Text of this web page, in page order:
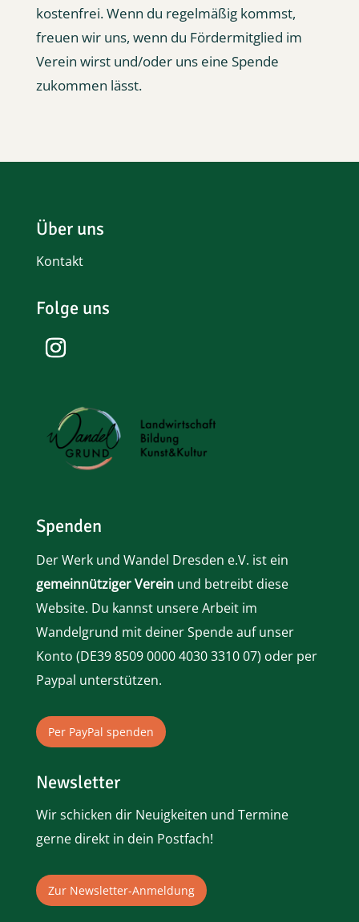
kostenfrei. Wenn du regelmäßig kommst,
freuen wir uns, wenn du Fördermitglied im
Verein wirst und/oder uns eine Spende
zukommen lässt.
Über uns
Kontakt
Folge uns
Spenden
Der Werk und Wandel Dresden e.V. ist ein
gemeinnütziger Vereinund betreibt diese
Website. Du kannst unsere Arbeit im
Wandelgrund mit deiner Spende auf unser
Konto (DE39 8509 0000 4030 3310 07) oder per
Paypal unterstützen.
Per PayPal spenden
Newsletter
Wir schicken dir Neuigkeiten und Termine
gerne direkt in dein Postfach!
Zur Newsletter-Anmeldung